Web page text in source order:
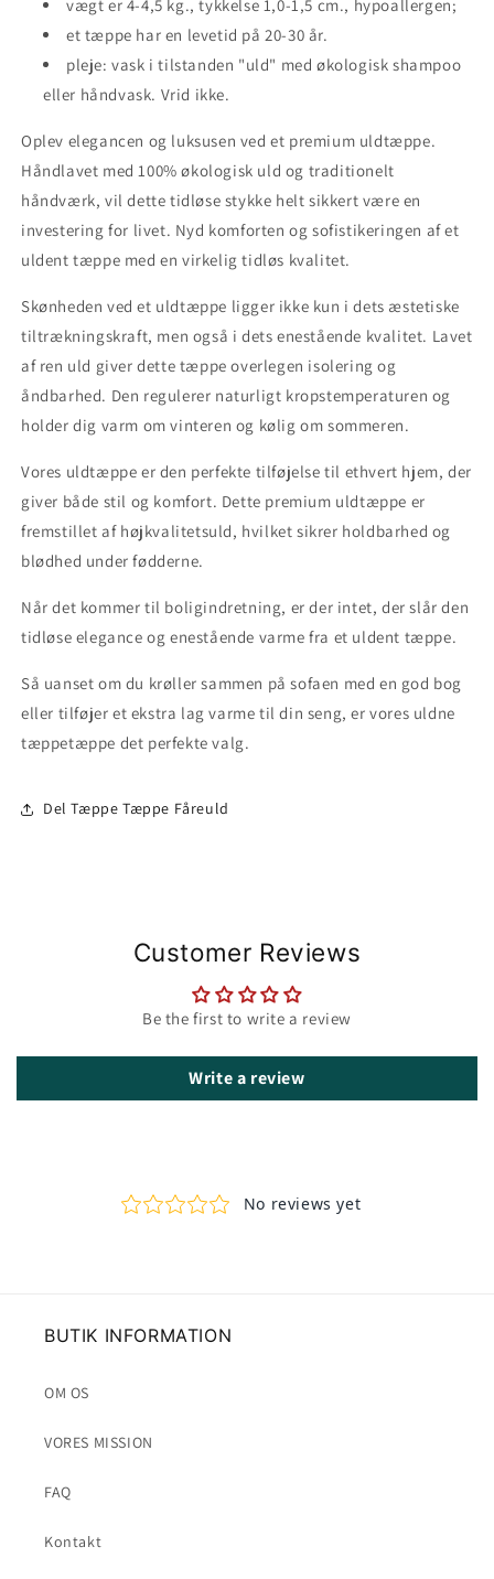
vægt er 4-4,5 kg., tykkelse 1,0-1,5 cm., hypoallergen;
et tæppe har en levetid på 20-30 år.
pleje: vask i tilstanden "uld" med økologisk shampoo
eller håndvask. Vrid ikke.
Oplev elegancen og luksusen ved et premium uldtæppe.
Håndlavet med 100% økologisk uld og traditionelt
håndværk, vil dette tidløse stykke helt sikkert være en
investering for livet. Nyd komforten og sofistikeringen af ​​et
uldent tæppe med en virkelig tidløs kvalitet.
Skønheden ved et uldtæppe ligger ikke kun i dets æstetiske
tiltrækningskraft, men også i dets enestående kvalitet. Lavet
af ren uld giver dette tæppe overlegen isolering og
åndbarhed. Den regulerer naturligt kropstemperaturen og
holder dig varm om vinteren og kølig om sommeren.
Vores uldtæppe er den perfekte tilføjelse til ethvert hjem, der
giver både stil og komfort. Dette premium uldtæppe er
fremstillet af højkvalitetsuld, hvilket sikrer holdbarhed og
blødhed under fødderne.
Når det kommer til boligindretning, er der intet, der slår den
tidløse elegance og enestående varme fra et uldent tæppe.
Så uanset om du krøller sammen på sofaen med en god bog
eller tilføjer et ekstra lag varme til din seng, er vores uldne
tæppetæppe det perfekte valg.
Del Tæppe Tæppe Fåreuld
Customer Reviews
Be the first to write a review
Write a review
BUTIK INFORMATION
OM OS
VORES MISSION
FAQ
Kontakt